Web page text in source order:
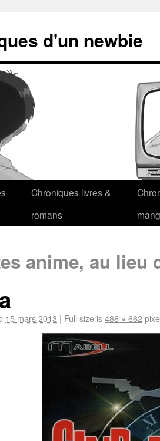
d'un newbie
Chroniques livres &
romans
anime, au lieu
15 mars 2013 | Full size is486 × 662